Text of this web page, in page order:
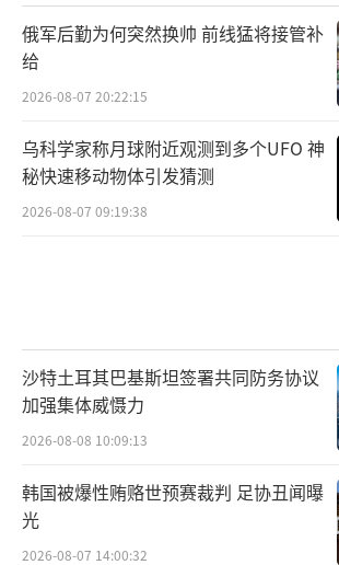
俄军后勤为何突然换帅 前线猛将接管补
给
2026-08-07 20:22:15
乌科学家称月球附近观测到多个UFO 神
秘快速移动物体引发猜测
2026-08-07 09:19:38
沙特土耳其巴基斯坦签署共同防务协议
加强集体威慑力
2026-08-08 10:09:13
韩国被爆性贿赂世预赛裁判 足协丑闻曝
光
2026-08-07 14:00:32